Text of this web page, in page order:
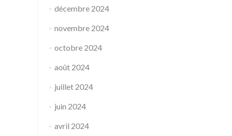
décembre 2024
novembre 2024
octobre 2024
août 2024
juillet 2024
juin 2024
avril 2024